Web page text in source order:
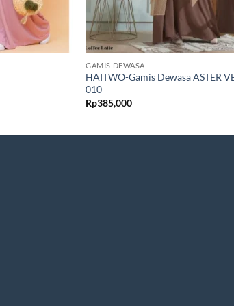
GAMIS DEWASA
HAITWO-Gamis Dewasa ASTER
010
Rp385,000